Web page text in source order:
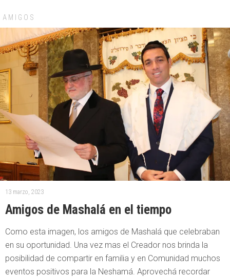
AMIGOS
13 marzo, 2023
Amigos de Mashalá en el tiempo
Como esta imagen, los amigos de Mashalá que celebraban
en su oportunidad. Una vez mas el Creador nos brinda la
posibilidad de compartir en familia y en Comunidad muchos
eventos positivos para la Neshamá. Aprovechá recordar